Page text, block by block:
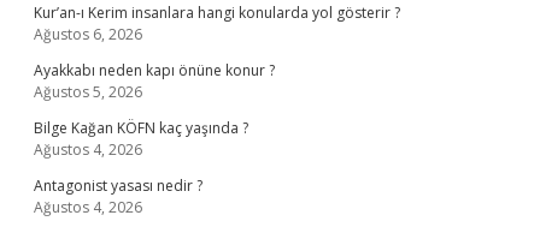
Kur’an-ı Kerim insanlara hangi konularda yol gösterir ?
Ağustos 6, 2026
Ayakkabı neden kapı önüne konur ?
Ağustos 5, 2026
Bilge Kağan KÖFN kaç yaşında ?
Ağustos 4, 2026
Antagonist yasası nedir ?
Ağustos 4, 2026